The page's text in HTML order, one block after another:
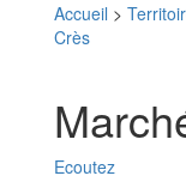
Accueil >
Crès
Ecoutez